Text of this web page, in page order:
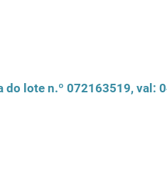
do lote n.º 072163519, val: